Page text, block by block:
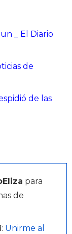
_ El Diario
de
de las
para
de
: Unirme al